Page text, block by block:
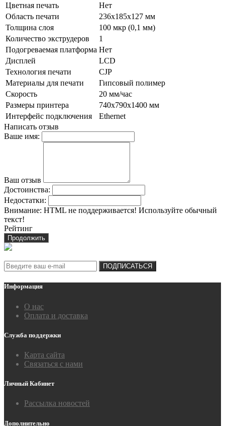
Цветная печать
Нет
Область печати
236x185x127 мм
Толщина слоя
100 мкр (0,1 мм)
Количество экструдеров
1
Подогреваемая платформа Нет
Дисплей
LCD
Технология печати
CJP
Материалы для печати
Гипсовый полимер
Скорость
20 мм/час
Размеры принтера
740x790x1400 мм
Интерфейс подключения
Ethernet
Написать отзыв
Ваше имя:
Ваш отзыв
Достоинства:
Недостатки:
Внимание: HTML не поддерживается! Используйте обычный
текст!
Рейтинг
Продолжить
ПОДПИСАТЬСЯ
Информация
О нас
Оплата и доставка
Служба поддержки
Карта сайта
Связаться с нами
Личный Кабинет
Рассылка новостей
Дополнительно